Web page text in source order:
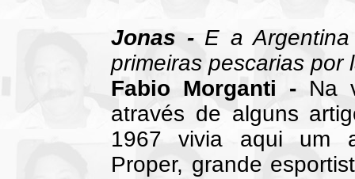
Jonas -E a Argentina
primeiras pescarias por
Fabio Morganti - Na
através de alguns
1967 vivia aqui um
Proper, grande